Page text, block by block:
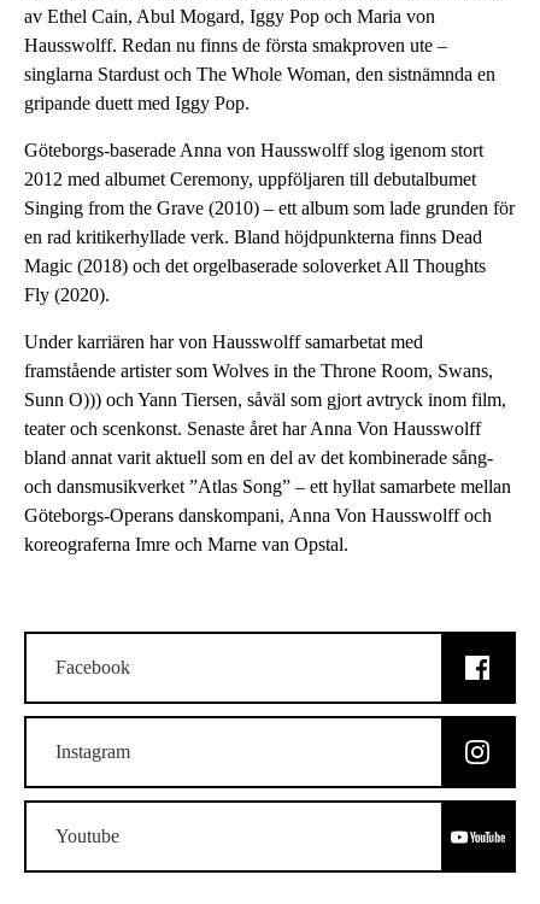
av Ethel Cain, Abul Mogard, Iggy Pop och Maria von
Hausswolff. Redan nu finns de första smakproven ute –
singlarna Stardust och The Whole Woman, den sistnämnda en
gripande duett med Iggy Pop.
Göteborgs-baserade Anna von Hausswolff slog igenom stort
2012 med albumet Ceremony, uppföljaren till debutalbumet
Singing from the Grave (2010) – ett album som lade grunden för
en rad kritikerhyllade verk. Bland höjdpunkterna finns Dead
Magic (2018) och det orgelbaserade soloverket All Thoughts
Fly (2020).
Under karriären har von Hausswolff samarbetat med
framstående artister som Wolves in the Throne Room, Swans,
Sunn O))) och Yann Tiersen, såväl som gjort avtryck inom film,
teater och scenkonst. Senaste året har Anna Von Hausswolff
bland annat varit aktuell som en del av det kombinerade sång-
och dansmusikverket ”Atlas Song” – ett hyllat samarbete mellan
Göteborgs-Operans danskompani, Anna Von Hausswolff och
koreograferna Imre och Marne van Opstal.
Facebook
Instagram
Youtube